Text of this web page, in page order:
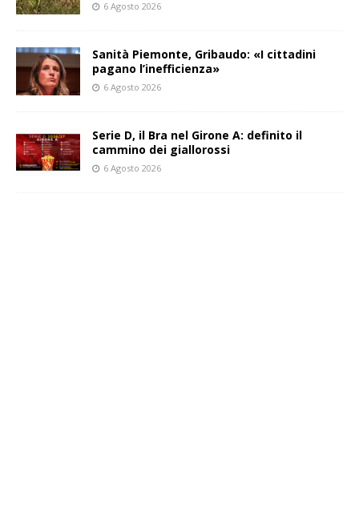
6 Agosto 2026
Sanità Piemonte, Gribaudo: «I cittadini
pagano l’inefficienza»
6 Agosto 2026
Serie D, il Bra nel Girone A: definito il
cammino dei giallorossi
6 Agosto 2026